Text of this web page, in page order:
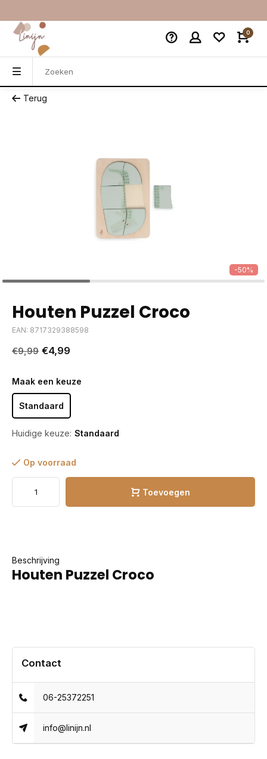
0
Terug
-50%
Houten Puzzel Croco
EAN: 8717329388598
€9,99 €4,99
Maak een keuze
Standaard
Huidige keuze: Standaard
Op voorraad
Toevoegen
Beschrijving
Houten Puzzel Croco
Contact
06-25372251
info@linijn.nl